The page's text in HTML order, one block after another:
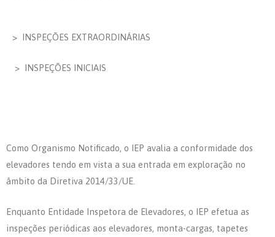
> INSPEÇÕES EXTRAORDINÁRIAS
> INSPEÇÕES INICIAIS
Como Organismo Notificado, o IEP avalia a conformidade dos
elevadores tendo em vista a sua entrada em exploração no
âmbito da Diretiva 2014/33/UE.
Enquanto Entidade Inspetora de Elevadores, o IEP efetua as
inspeções periódicas aos elevadores, monta-cargas, tapetes